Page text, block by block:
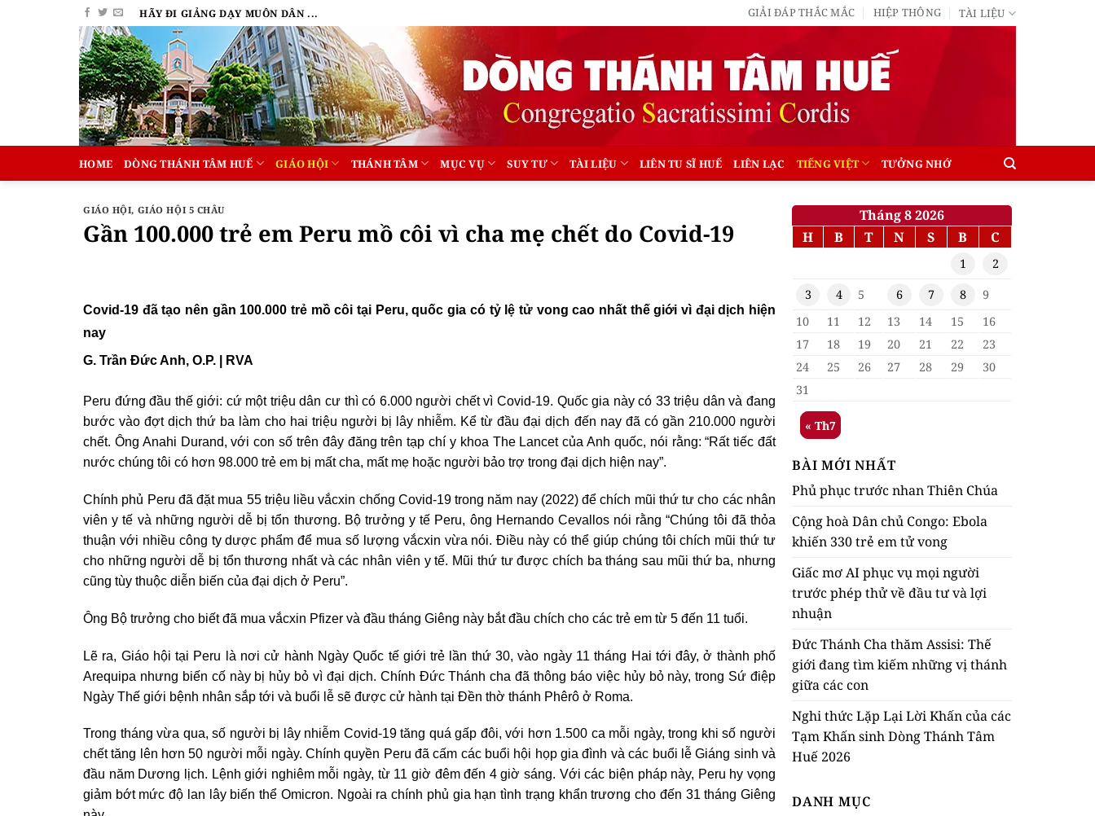
HÃY ĐI GIẢNG DẠY MUÔN DÂN ... GIẢI ĐÁP THẮC MẮC HIỆP THÔNG TÀI LIỆU
HOME DÒNG THÁNH TÂM HUẾ GIÁO HỘI THÁNH TÂM MỤC VỤ SUY TƯ TÀI LIỆU LIÊN TU SĨ HUẾ LIÊN LẠC TIẾNG VIỆT TƯỞNG NHỚ
GIÁO HỘI, GIÁO HỘI 5 CHÂU
Gần 100.000 trẻ em Peru mồ côi vì cha mẹ chết do Covid-19
Covid-19 đã tạo nên gần 100.000 trẻ mồ côi tại Peru, quốc gia có tỷ lệ tử vong cao nhất thế giới vì đại dịch hiện
nay
G. Trần Đức Anh, O.P. | RVA
Peru đứng đầu thế giới: cứ một triệu dân cư thì có 6.000 người chết vì Covid-19. Quốc gia này có 33 triệu dân và đang
bước vào đợt dịch thứ ba làm cho hai triệu người bị lây nhiễm. Kể từ đầu đại dịch đến nay đã có gần 210.000 người
chết. Ông Anahi Durand, với con số trên đây đăng trên tạp chí y khoa The Lancet của Anh quốc, nói rằng: “Rất tiếc đất
nước chúng tôi có hơn 98.000 trẻ em bị mất cha, mất mẹ hoặc người bảo trợ trong đại dịch hiện nay”.
Chính phủ Peru đã đặt mua 55 triệu liều vắcxin chống Covid-19 trong năm nay (2022) để chích mũi thứ tư cho các nhân
viên y tế và những người dễ bị tổn thương. Bộ trưởng y tế Peru, ông Hernando Cevallos nói rằng “Chúng tôi đã thỏa
thuận với nhiều công ty dược phẩm để mua số lượng vắcxin vừa nói. Điều này có thể giúp chúng tôi chích mũi thứ tư
cho những người dễ bị tổn thương nhất và các nhân viên y tế. Mũi thứ tư được chích ba tháng sau mũi thứ ba, nhưng
cũng tùy thuộc diễn biến của đại dịch ở Peru”.
Ông Bộ trưởng cho biết đã mua vắcxin Pfizer và đầu tháng Giêng này bắt đầu chích cho các trẻ em từ 5 đến 11 tuổi.
Lẽ ra, Giáo hội tại Peru là nơi cử hành Ngày Quốc tế giới trẻ lần thứ 30, vào ngày 11 tháng Hai tới đây, ở thành phố
Arequipa nhưng biến cố này bị hủy bỏ vì đại dịch. Chính Đức Thánh cha đã thông báo việc hủy bỏ này, trong Sứ điệp
Ngày Thế giới bệnh nhân sắp tới và buổi lễ sẽ được cử hành tại Đền thờ thánh Phêrô ở Roma.
Trong tháng vừa qua, số người bị lây nhiễm Covid-19 tăng quá gấp đôi, với hơn 1.500 ca mỗi ngày, trong khi số người
chết tăng lên hơn 50 người mỗi ngày. Chính quyền Peru đã cấm các buổi hội họp gia đình và các buổi lễ Giáng sinh và
đầu năm Dương lịch. Lệnh giới nghiêm mỗi ngày, từ 11 giờ đêm đến 4 giờ sáng. Với các biện pháp này, Peru hy vọng
giảm bớt mức độ lan lây biến thể Omicron. Ngoài ra chính phủ gia hạn tình trạng khẩn trương cho đến 31 tháng Giêng
Tháng 8 2026
H
B T N S B C
1
2
3
4 5 6 7 8
9
10
11 12 13 14 15
16
17
18 19 20 21 22
23
24
25 26 27 28 29
30
31
« Th7
BÀI MỚI NHẤT
Phủ phục trước nhan Thiên Chúa
Cộng hoà Dân chủ Congo: Ebola
khiến 330 trẻ em tử vong
Giấc mơ AI phục vụ mọi người
trước phép thử về đầu tư và lợi
nhuận
Đức Thánh Cha thăm Assisi: Thế
giới đang tìm kiếm những vị thánh
giữa các con
Nghi thức Lặp Lại Lời Khấn của các
Tạm Khấn sinh Dòng Thánh Tâm
Huế 2026
DANH MỤC